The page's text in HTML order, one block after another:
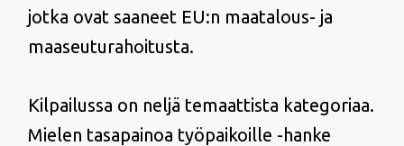
jotka ovat saaneet EU:n maatalous- ja
maaseuturahoitusta.
Kilpailussa on neljä temaattista kategoriaa.
Mielen tasapainoa työpaikoille -hanke